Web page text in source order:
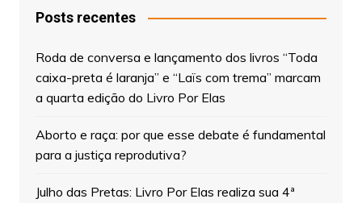
Posts recentes
Roda de conversa e lançamento dos livros “Toda
caixa-preta é laranja” e “Laïs com trema” marcam
a quarta edição do Livro Por Elas
Aborto e raça: por que esse debate é fundamental
para a justiça reprodutiva?
Julho das Pretas: Livro Por Elas realiza sua 4ª